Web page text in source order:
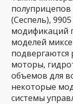
полуприцепов
(Сеспель),
модификаций
моделей
моторы,
объемов для
некоторые
системы